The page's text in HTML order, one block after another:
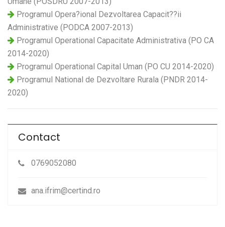
Programul Opera?ional Dezvoltarea Capacit??ii
Administrative (PODCA 2007-2013)
Programul Operational Capacitate Administrativa (PO CA
2014-2020)
Programul Operational Capital Uman (PO CU 2014-2020)
Programul National de Dezvoltare Rurala (PNDR 2014-
2020)
Contact
0769052080
ana.ifrim@certind.ro